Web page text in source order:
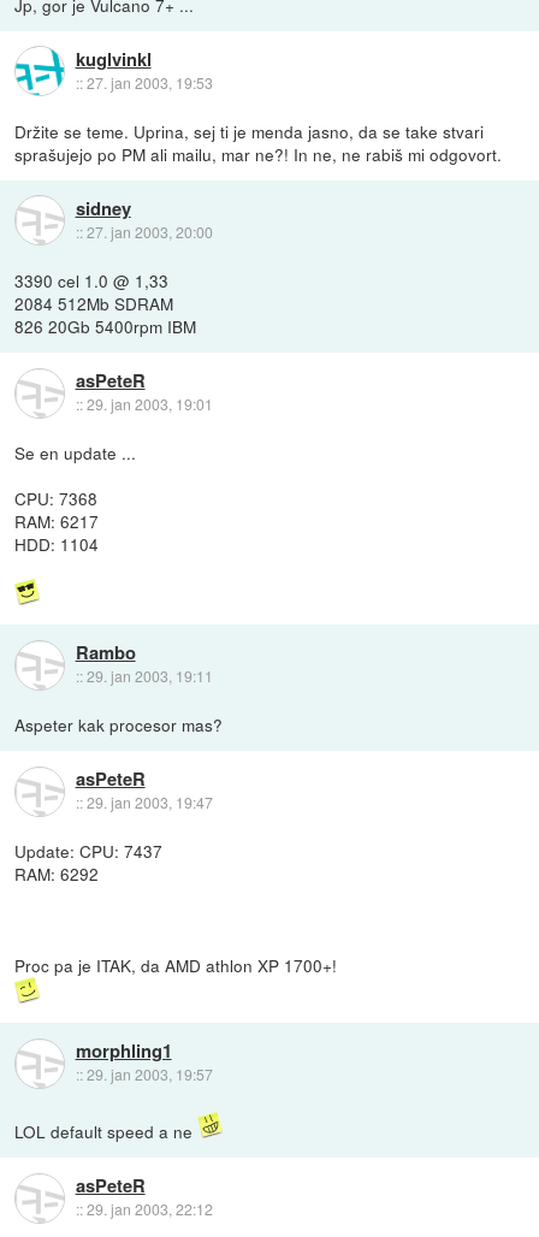
kuglvinkl
::27. jan 2003, 19:53
Držite se teme. Uprina, sej ti je menda jasno, da se take stvari
sprašujejo po PM ali mailu, mar ne?! In ne, ne rabiš mi odgovort.
sidney
::27. jan 2003, 20:00
3390 cel 1.0 @ 1,33
2084 512Mb SDRAM
826 20Gb 5400rpm IBM
asPeteR
::29. jan 2003, 19:01
Se en update ...
CPU: 7368
RAM: 6217
HDD: 1104
Rambo
::29. jan 2003, 19:11
Aspeter kak procesor mas?
asPeteR
::29. jan 2003, 19:47
Update: CPU: 7437
RAM: 6292
Proc pa je ITAK, da AMD athlon XP 1700+!
morphling1
::29. jan 2003, 19:57
LOL default speed a ne
asPeteR
::29. jan 2003, 22:12